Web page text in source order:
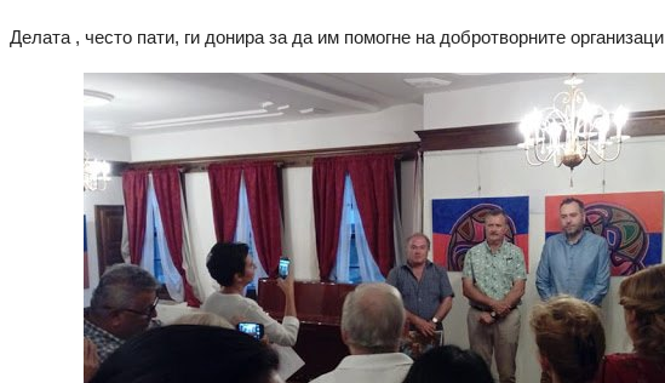
Делата , често пати, ги донира за да им помогне на добротворните